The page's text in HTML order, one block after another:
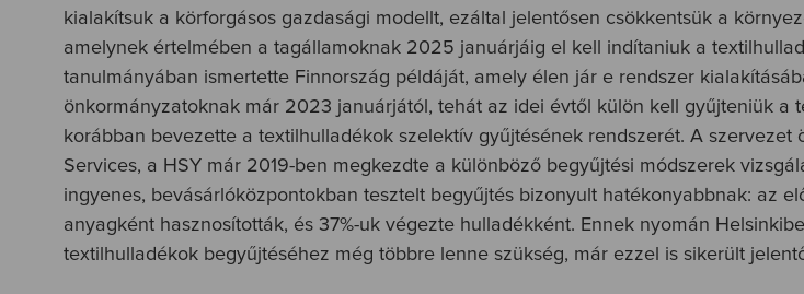
kialakítsuk a körforgásos gazdasági modellt, ezáltal jelentősen csökkentsük a
amelynek értelmében a tagállamoknak 2025 januárjáig el kell indítaniuk a
tanulmányában ismertette Finnország példáját, amely élen jár e rendszer
önkormányzatoknak már 2023 januárjától, tehát az idei évtől külön kell gyűjteniük
korábban bevezette a textilhulladékok szelektív gyűjtésének rendszerét. A szervezet
Services, a HSY már 2019-ben megkezdte a különböző begyűjtési módszerek
ingyenes, bevásárlóközpontokban tesztelt begyűjtés bizonyult hatékonyabbnak: az
anyagként hasznosították, és 37%-uk végezte hulladékként. Ennek nyomán
textilhulladékok begyűjtéséhez még többre lenne szükség, már ezzel is sikerült